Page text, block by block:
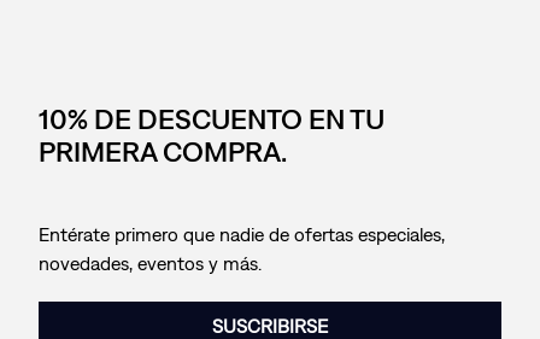
10% DE DESCUENTO EN TU
PRIMERA COMPRA.
Entérate primero que nadie de ofertas especiales,
novedades, eventos y más.
SUSCRIBIRSE